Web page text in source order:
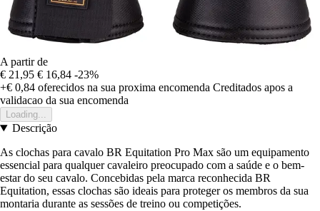
A partir de
€ 21,95 € 16,84 -23%
+€ 0,84 oferecidos na sua proxima encomenda Creditados apos a
validacao da sua encomenda
Loading...
Descrição
As clochas para cavalo BR Equitation Pro Max são um equipamento
essencial para qualquer cavaleiro preocupado com a saúde e o bem-
estar do seu cavalo. Concebidas pela marca reconhecida BR
Equitation, essas clochas são ideais para proteger os membros da sua
montaria durante as sessões de treino ou competições.